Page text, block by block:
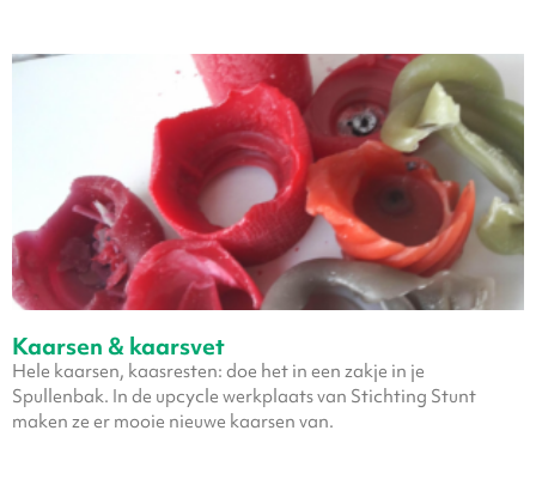
Kaarsen & kaarsvet
Hele kaarsen, kaasresten: doe het in een zakje in je
Spullenbak. In de upcycle werkplaats van Stichting Stunt
maken ze er mooie nieuwe kaarsen van.